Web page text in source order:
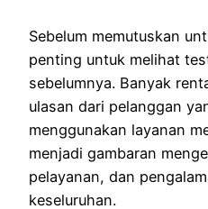
Sebelum memutuskan
penting untuk melihat
sebelumnya. Banyak
ulasan dari pelanggan
menggunakan layanan
menjadi gambaran
pelayanan, dan
keseluruhan.